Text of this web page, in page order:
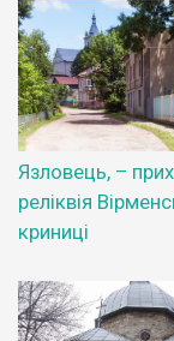
Язловець, –
реліквія
криниці